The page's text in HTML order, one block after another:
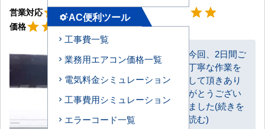
営業対応 星5
star starstarstarstar 工事対応 星5
starstar
価格 星5
starstarstarstarstar
今回、2日間ご
丁寧な作業を
して頂きあり
がとうござい
ました(続きを
読む)
settings_suggestAC便利ツール
工事費一覧
業務用エアコン価格一覧
電気料金シミュレーション
工事費用シミュレーション
エラーコード一覧